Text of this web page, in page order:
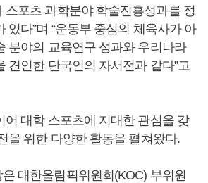
스포츠 과학분야 학술진흥성과를 정
있다”며 “운동부 중심의 체육사가 아
분야의 교육연구 성과와 우리나라
견인한 단국인의 자서전과 같다”고
어 대학 스포츠에 지대한 관심을 갖
을 위한 다양한 활동을 펼쳐왔다.
대한올림픽위원회(KOC) 부위원